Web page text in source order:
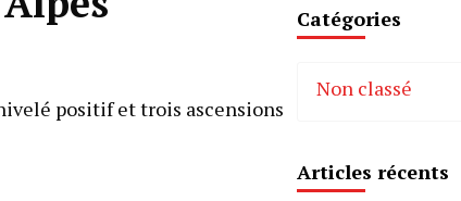
positif et trois ascensions
Catégories
Non classé
Articles récents